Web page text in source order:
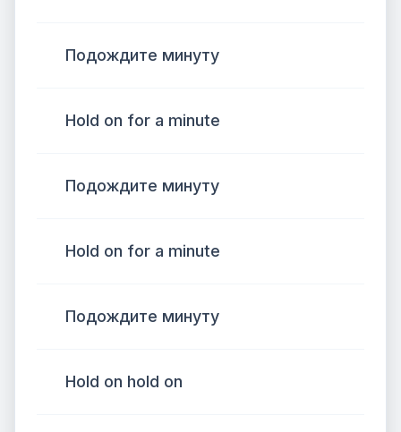
Подождите минуту
Hold on for a minute
Подождите минуту
Hold on for a minute
Подождите минуту
Hold on hold on